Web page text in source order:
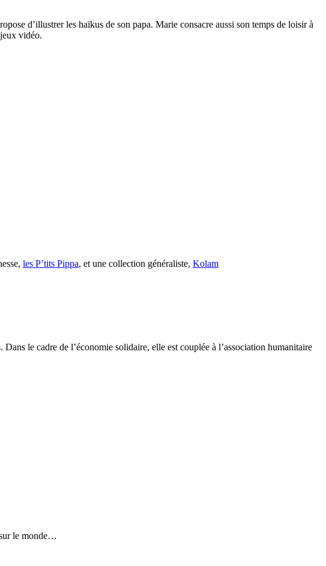
d’illustrer les haïkus de son papa. Marie consacre aussi son temps de loisir à
vidéo.
les P’tits Pippa, et une collection généraliste, Kolam
le cadre de l’économie solidaire, elle est couplée à l’association humanitaire
le monde…